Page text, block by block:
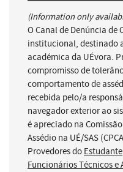
(Information only
O Canal de Denúncia de
institucional, destinado
académica da UÉvora.
compromisso de
comportamento de
recebida pelo/a
navegador exterior ao
é apreciado na
Assédio na UÉ/SAS
Provedores do Estudante
Funcionários Técnicos